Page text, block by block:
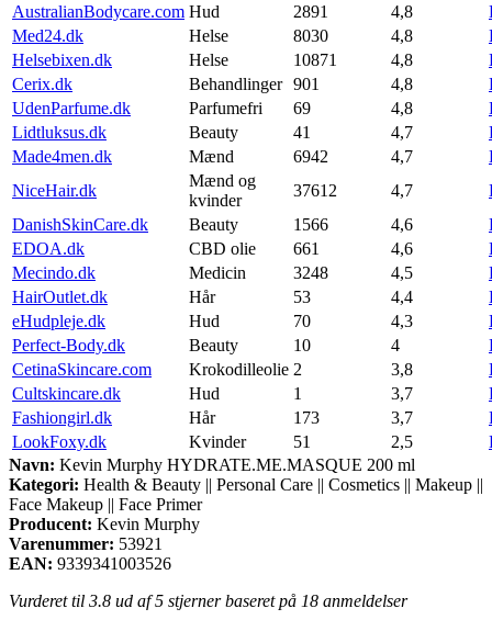
AustralianBodycare.com Hud 2891 4,8
Med24.dk
Helse 8030 4,8
Helsebixen.dk
Helse 10871 4,8
Cerix.dk
Behandlinger 901 4,8
UdenParfume.dk
Parfumefri 69 4,8
Lidtluksus.dk
Beauty 41 4,7
Made4men.dk
Mænd 6942 4,7
NiceHair.dk
Mænd og
kvinder
37612 4,7
DanishSkinCare.dk
Beauty 1566 4,6
EDOA.dk
CBD olie 661 4,6
Mecindo.dk
Medicin 3248 4,5
HairOutlet.dk
Hår 53 4,4
eHudpleje.dk
Hud 70 4,3
Perfect-Body.dk
Beauty 10 4
CetinaSkincare.com
Krokodilleolie 2 3,8
Cultskincare.dk
Hud 1 3,7
Fashiongirl.dk
Hår 173 3,7
LookFoxy.dk
Kvinder 51 2,5
Navn: Kevin Murphy HYDRATE.ME.MASQUE 200 ml
Kategori: Health & Beauty || Personal Care || Cosmetics || Makeup ||
Face Makeup || Face Primer
Producent: Kevin Murphy
Varenummer: 53921
EAN: 9339341003526
Vurderet til 3.8 ud af 5 stjerner baseret på 18 anmeldelser